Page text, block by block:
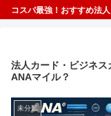
コスパ最強！おすすめ法
法人カード・ビジネ
ANAマイル？
未分類